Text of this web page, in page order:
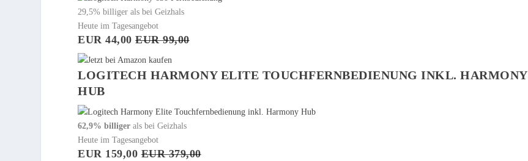
29,5% billiger als bei Geizhals
Heute im Tagesangebot
EUR 44,00EUR 99,00
LOGITECH HARMONY ELITE TOUCHFERNBEDIENUNG INKL. HARMONY
HUB
62,9% billiger als bei Geizhals
Heute im Tagesangebot
EUR 159,00EUR 379,00